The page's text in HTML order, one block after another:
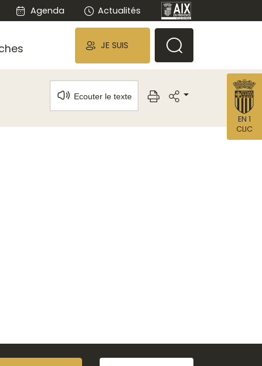
Agenda Actualités
JE SUIS
Ecouter le texte
EN 1
CLIC